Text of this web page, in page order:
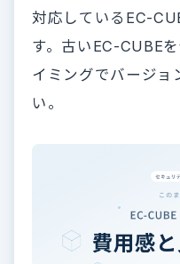
対応しているEC-
す。古いEC-CUBE
イミングでバージョ
い。